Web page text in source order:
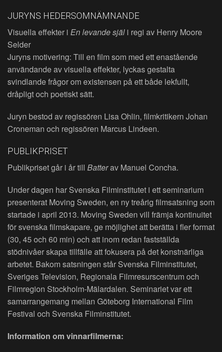
JURYNS HEDERSOMNÄMNANDE
Visuella effekter i En levande själ i regi av Henry Moore
Selder
Juryns motivering: Till en film som med ett enastående
användande av visuella effekter, lyckas gestalta
svindlande frågor om existensen på ett både lekfullt,
dråpligt och poetiskt sätt.
Juryn bestod av regissören Lisa Ohlin, filmkritikern Johan
Croneman och regissören Marcus Lindeen.
PUBLIKPRISET
Publikpriset går i år till Batterav Manuel Concha.
Under dagen har Svenska Filminstitutet i ett seminarium
presenterat Moving Sweden, en ny treårig filmsatsning som
startade i april 2013. Moving Sweden vill främja kontinuitet
för svenska filmskapare, ge möjlighet att berätta i fler format
(30, 45 och 60 min) och att inom redan fastställda
stödnivåer skapa tillfälle att fokusera på det konstnärliga
arbetet. Bakom satsningen står Svenska Filminstitutet,
Sveriges Television, Regionala Filmresurscentrum och
Filmregion Stockholm-Mälardalen. Seminariet var ett
samarrangemang mellan Göteborg International Film
Festival och Svenska Filminstitutet.
Information om vinnarfilmerna: